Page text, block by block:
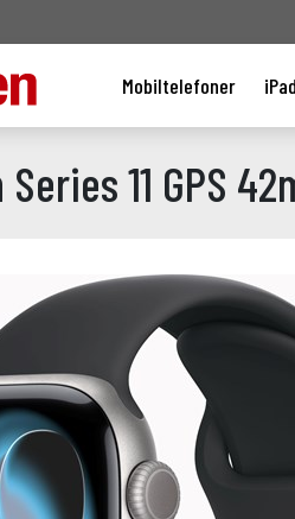
Mobiltelefoner iPad
11 GPS